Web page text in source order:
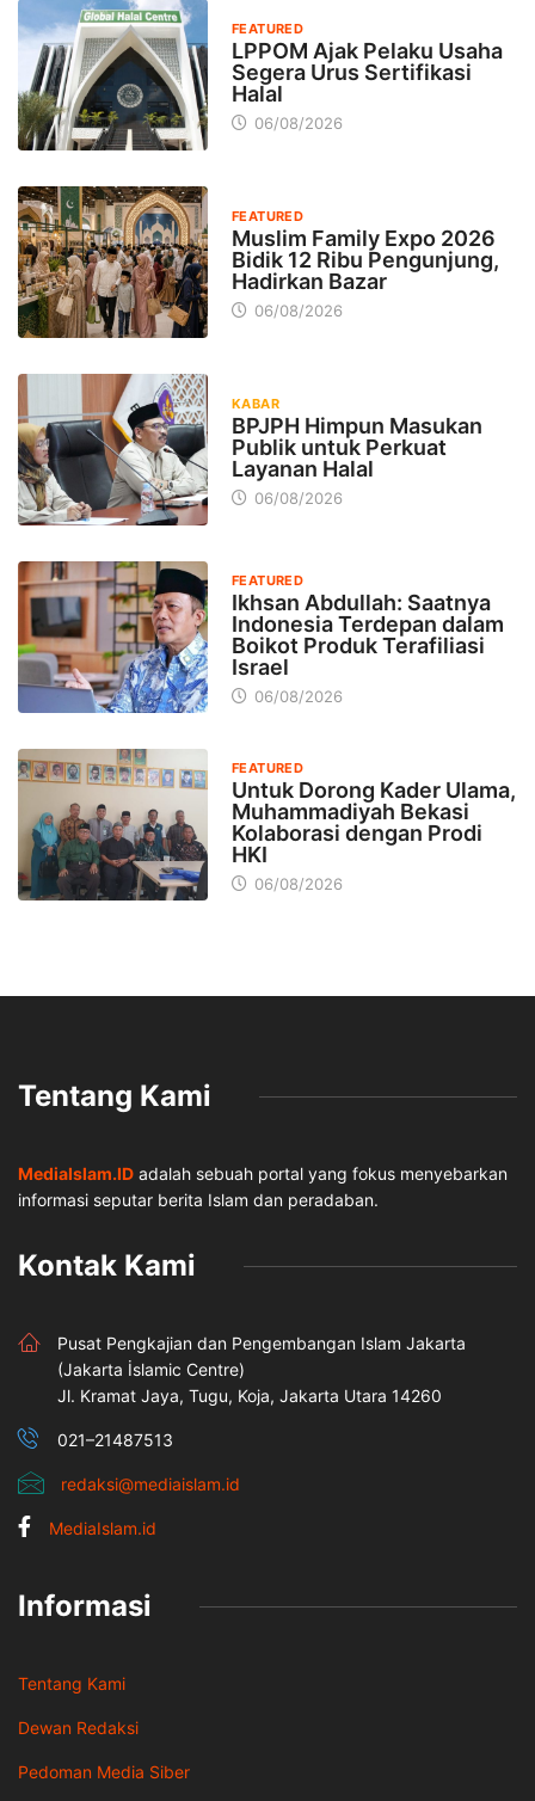
FEATURED
LPPOM Ajak Pelaku Usaha
Segera Urus Sertifikasi
Halal
06/08/2026
FEATURED
Muslim Family Expo 2026
Bidik 12 Ribu Pengunjung,
Hadirkan Bazar
06/08/2026
KABAR
BPJPH Himpun Masukan
Publik untuk Perkuat
Layanan Halal
06/08/2026
FEATURED
Ikhsan Abdullah: Saatnya
Indonesia Terdepan dalam
Boikot Produk Terafiliasi
Israel
06/08/2026
FEATURED
Untuk Dorong Kader Ulama,
Muhammadiyah Bekasi
Kolaborasi dengan Prodi
HKI
06/08/2026
Tentang Kami
MediaIslam.ID adalah sebuah portal yang fokus menyebarkan
informasi seputar berita Islam dan peradaban.
Kontak Kami
Pusat Pengkajian dan Pengembangan Islam Jakarta
(Jakarta İslamic Centre)
Jl. Kramat Jaya, Tugu, Koja, Jakarta Utara 14260
021–21487513
redaksi@mediaislam.id
MediaIslam.id
Informasi
Tentang Kami
Dewan Redaksi
Pedoman Media Siber